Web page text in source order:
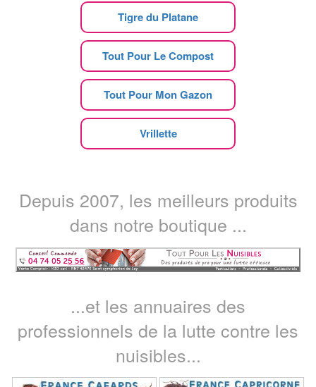
Tigre du Platane
Tout Pour Le Compost
Tout Pour Mon Gazon
Vrillette
Depuis 2007, les meilleurs produits
dans notre boutique ...
...et les annuaires des
professionnels de la lutte contre les
nuisibles...